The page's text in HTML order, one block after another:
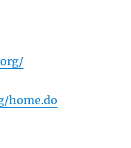
home.do